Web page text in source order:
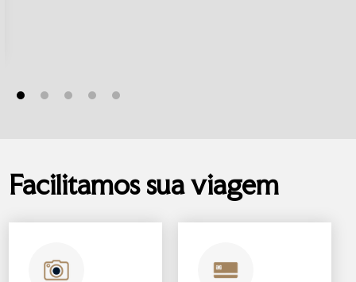
Facilitamos sua viagem